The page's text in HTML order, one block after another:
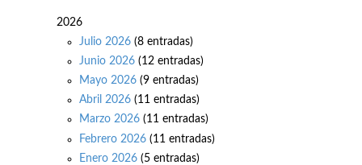
2026
Julio 2026 (8 entradas)
Junio 2026 (12 entradas)
Mayo 2026 (9 entradas)
Abril 2026 (11 entradas)
Marzo 2026 (11 entradas)
Febrero 2026 (11 entradas)
Enero 2026 (5 entradas)